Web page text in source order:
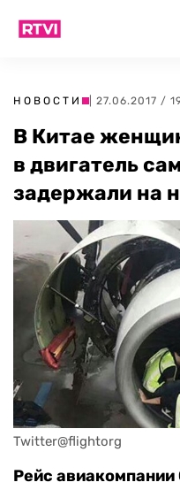
НОВОСТИ | 27.06.2017 /
В Китае
в двигатель
задержали на
Twitter@flightorg
Рейс